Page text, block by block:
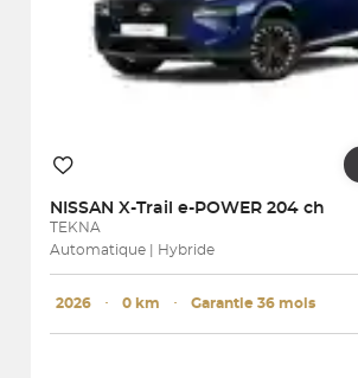
NISSAN X-Trail e-POWER 204 ch
TEKNA
Automatique | Hybride
2026 ･ 0 km ･ Garantie 36 mois